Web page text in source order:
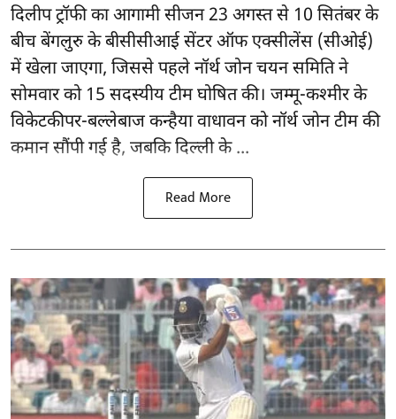
दिलीप ट्रॉफी का आगामी सीजन 23 अगस्त से 10 सितंबर के
बीच बेंगलुरु केबीसीसीआईसेंटर ऑफ एक्सीलेंस (सीओई)
में खेला जाएगा, जिससे पहले नॉर्थ जोन चयन समिति ने
सोमवार को 15 सदस्यीय टीम घोषित की। जम्मू-कश्मीर के
विकेटकीपर-बल्लेबाज कन्हैया वाधावन को नॉर्थ जोन टीम की
कमान सौंपी गई है, जबकि दिल्ली के ...
Read More